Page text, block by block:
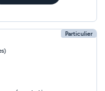
Particulier